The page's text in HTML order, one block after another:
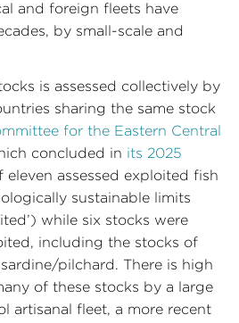
and foreign fleets have
by small-scale and
is assessed collectively by
sharing the same stock
for the Eastern Central
concluded in its 2025
assessed exploited fish
sustainable limits
while six stocks were
including the stocks of
pilchard. There is high
of these stocks by a large
artisanal fleet, a more recent